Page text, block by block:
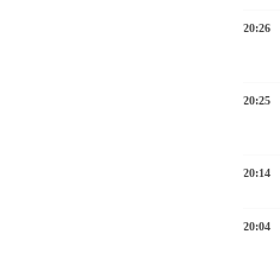
20:26
20:25
20:14
20:04